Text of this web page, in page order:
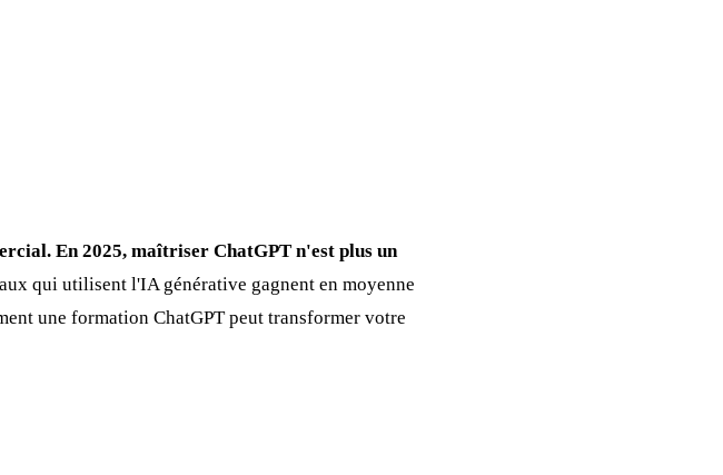
En 2025, maîtriser ChatGPT n'est plus un
qui utilisent l'IA générative gagnent en moyenne
une formation ChatGPT peut transformer votre